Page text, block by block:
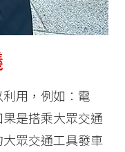
用，例如：電
是搭乘大眾交通
眾交通工具發車